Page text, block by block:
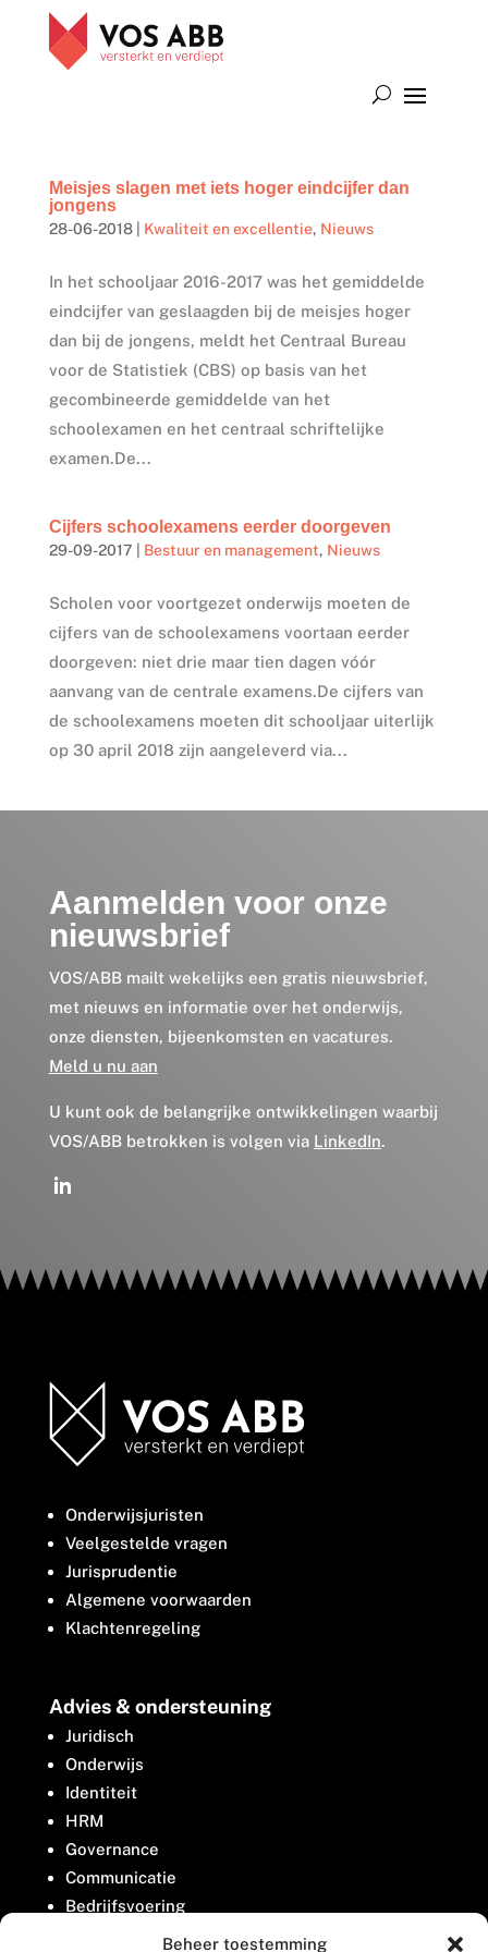
Beheer toestemming
Meisjes slagen met iets hoger eindcijfer dan
jongens
28-06-2018| Kwaliteit en excellentie, Nieuws
In het schooljaar 2016-2017 was het gemiddelde
eindcijfer van geslaagden bij de meisjes hoger
dan bij de jongens, meldt het Centraal Bureau
voor de Statistiek (CBS) op basis van het
gecombineerde gemiddelde van het
schoolexamen en het centraal schriftelijke
examen.De...
Cijfers schoolexamens eerder doorgeven
29-09-2017 Bestuur en management, Nieuws
Scholen voor voortgezet onderwijs moeten de
cijfers van de schoolexamens voortaan eerder
doorgeven: niet drie maar tien dagen vóór
aanvang van de centrale examens.De cijfers van
de schoolexamens moeten dit schooljaar uiterlijk
op 30 april 2018 zijn aangeleverd via...
Aanmelden voor onze
nieuwsbrief
VOS/ABB mailt wekelijks een gratis nieuwsbrief,
met nieuws en informatie over het onderwijs,
onze diensten, bijeenkomsten en vacatures.
Meld u nu aan
U kunt ook de belangrijke ontwikkelingen waarbij
VOS/ABB betrokken is volgen via LinkedIn.
Onderwijsjuristen
Veelgestelde vragen
Jurisprudentie
Algemene voorwaarden
Klachtenregeling
Advies & ondersteuning
Juridisch
Onderwijs
Identiteit
HRM
Governance
Communicatie
Bedrijfsvoering
Belangenbehartiging